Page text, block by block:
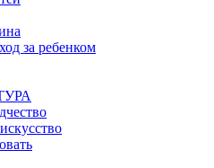
за ребенком